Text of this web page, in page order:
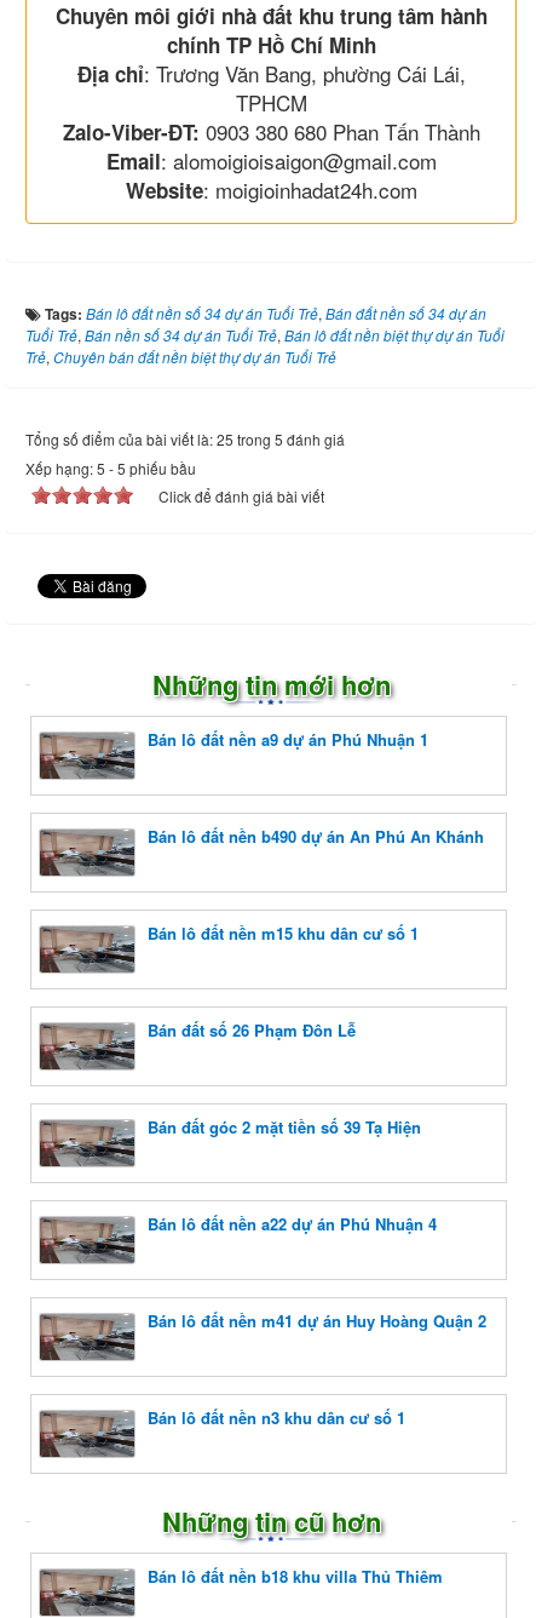
Chuyên môi giới nhà đất khu trung tâm hành
chính TP Hồ Chí Minh
Địa chỉ: Trương Văn Bang, phường Cái Lái,
TPHCM
Zalo-Viber-ĐT: 0903 380 680 Phan Tấn Thành
Email: alomoigioisaigon@gmail.com
Website: moigioinhadat24h.com
Tags: Bán lô đất nền số 34 dự án Tuổi Trẻ, Bán đất nền số 34 dự án
Tuổi Trẻ, Bán nền số 34 dự án Tuổi Trẻ, Bán lô đất nền biệt thự dự án Tuổi
Trẻ, Chuyên bán đất nền biệt thự dự án Tuổi Trẻ
Tổng số điểm của bài viết là: 25 trong 5 đánh giá
Xếp hạng:5 -5 phiếu bầu
Click để đánh giá bài viết
Những tin mới hơn
Bán lô đất nền a9 dự án Phú Nhuận 1
Bán lô đất nền b490 dự án An Phú An Khánh
Bán lô đất nền m15 khu dân cư số 1
Bán đất số 26 Phạm Đôn Lễ
Bán đất góc 2 mặt tiền số 39 Tạ Hiện
Bán lô đất nền a22 dự án Phú Nhuận 4
Bán lô đất nền m41 dự án Huy Hoàng Quận 2
Bán lô đất nền n3 khu dân cư số 1
Những tin cũ hơn
Bán lô đất nền b18 khu villa Thủ Thiêm